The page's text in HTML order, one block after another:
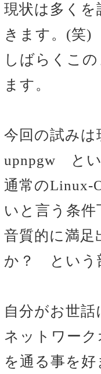
現状は多く
きます。(笑)
しばらくこ
ます。
今回の試み
upnpgw とい
通常のLinux-
いと言う条件
音質的に満足
か？ という
自分がお世
ネットワー
を通る事を好